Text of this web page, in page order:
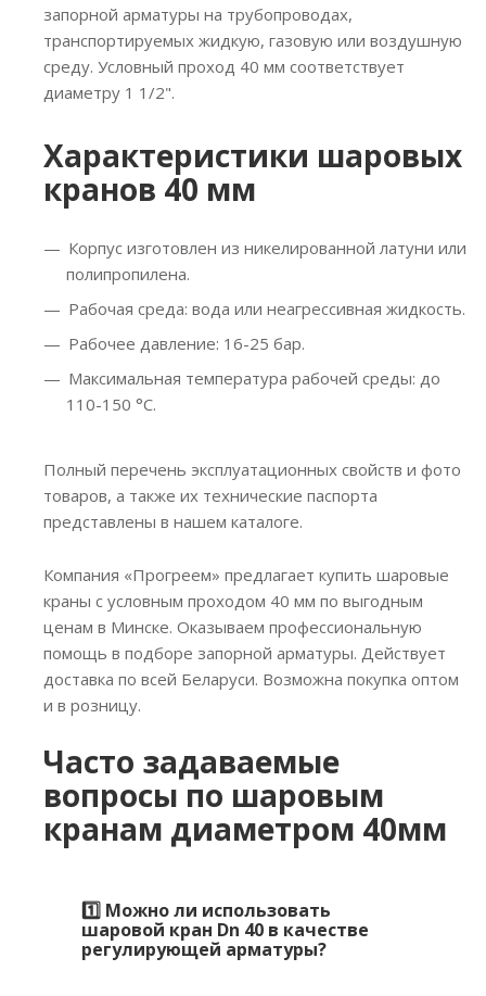
запорной арматуры на трубопроводах,
транспортируемых жидкую, газовую или воздушную
среду. Условный проход 40 мм соответствует
диаметру 1 1/2".
Характеристики шаровых
кранов 40 мм
Корпус изготовлен из никелированной латуни или
полипропилена.
Рабочая среда: вода или неагрессивная жидкость.
Рабочее давление: 16-25 бар.
Максимальная температура рабочей среды: до
110-150 °C.
Полный перечень эксплуатационных свойств и фото
товаров, а также их технические паспорта
представлены в нашем каталоге.
Компания «Прогреем» предлагает купить шаровые
краны с условным проходом 40 мм по выгодным
ценам в Минске. Оказываем профессиональную
помощь в подборе запорной арматуры. Действует
доставка по всей Беларуси. Возможна покупка оптом
и в розницу.
Часто задаваемые
вопросы по шаровым
кранам диаметром 40мм
1️⃣ Можно ли использовать
шаровой кран Dn 40 в качестве
регулирующей арматуры?